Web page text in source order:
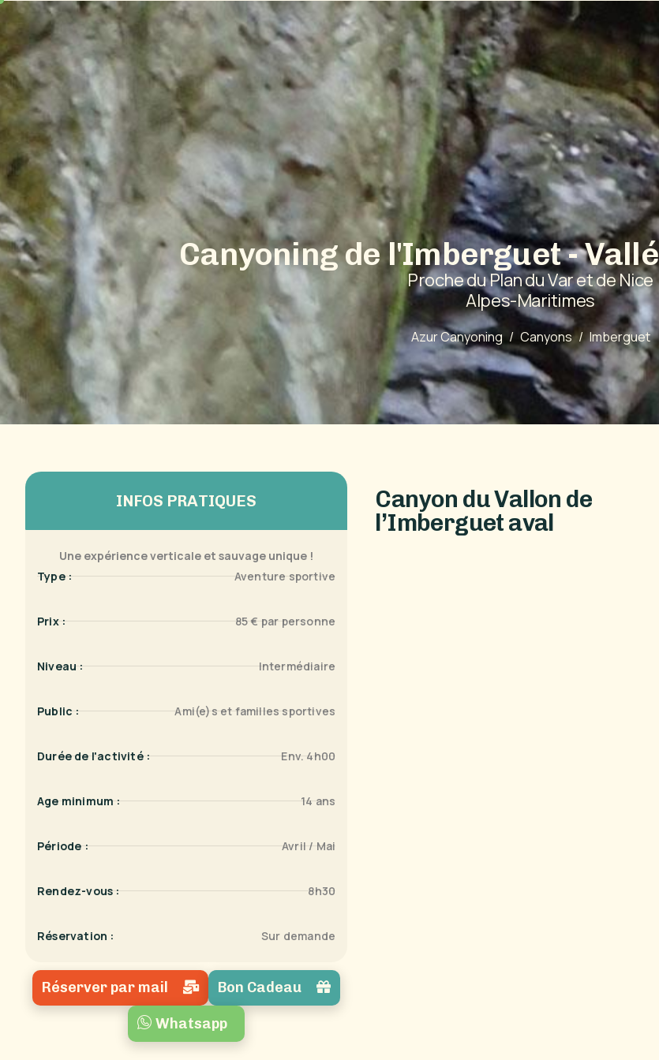
Canyoningdel'Imberguet-Vallé
ProcheduPlanduVaretdeNice
Alpes-Maritimes
Azur Canyoning Canyons Imberguet
INFOS PRATIQUES
Une expérience verticale et sauvage unique !
Type :
Aventure sportive
Prix : 85 € par personne
Niveau : Intermédiaire
Public : Ami(e)s et familles sportives
Durée de l'activité : Env. 4h00
Age minimum : 14 ans
Période : Avril / Mai
Rendez-vous : 8h30
Réservation : Sur demande
Réserver par mail Bon Cadeau
Whatsapp
Canyon duVallon de
l’Imberguetaval